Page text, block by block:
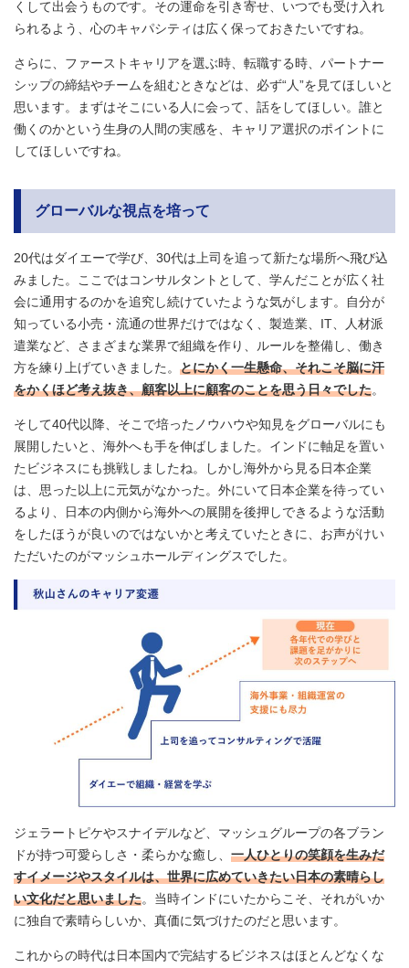
くして出会うものです。その運命を引き寄せ、いつでも受け入れ
られるよう、心のキャパシティは広く保っておきたいですね。
さらに、ファーストキャリアを選ぶ時、転職する時、パートナー
シップの締結やチームを組むときなどは、必ず“人”を見てほしいと
思います。まずはそこにいる人に会って、話をしてほしい。誰と
働くのかという生身の人間の実感を、キャリア選択のポイントに
してほしいですね。
グローバルな視点を培って
20代はダイエーで学び、30代は上司を追って新たな場所へ飛び込
みました。ここではコンサルタントとして、学んだことが広く社
会に通用するのかを追究し続けていたような気がします。自分が
知っている小売・流通の世界だけではなく、製造業、IT、人材派
遣業など、さまざまな業界で組織を作り、ルールを整備し、働き
方を練り上げていきました。 とにかく一生懸命、それこそ脳に汗
をかくほど考え抜き、顧客以上に顧客のことを思う日々でした。
そして40代以降、そこで培ったノウハウや知見をグローバルにも
展開したいと、海外へも手を伸ばしました。インドに軸足を置い
たビジネスにも挑戦しましたね。しかし海外から見る日本企業
は、思った以上に元気がなかった。外にいて日本企業を待ってい
るより、日本の内側から海外への展開を後押しできるような活動
をしたほうが良いのではないかと考えていたときに、お声がけい
ただいたのがマッシュホールディングスでした。
ジェラートピケやスナイデルなど、マッシュグループの各ブラン
ドが持つ可愛らしさ・柔らかな癒し、 一人ひとりの笑顔を生みだ
すイメージやスタイルは、世界に広めていきたい日本の素晴らし
い文化だと思いました。当時インドにいたからこそ、それがいか
に独自で素晴らしいか、真価に気づけたのだと思います。
これからの時代は日本国内で完結するビジネスはほとんどなくな